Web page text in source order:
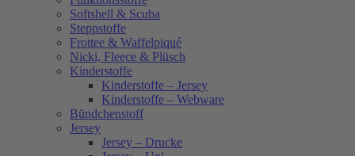
Softshell & Scuba
Steppstoffe
Frottee & Waffelpiqué
Nicki, Fleece & Plüsch
Kinderstoffe
Kinderstoffe – Jersey
Kinderstoffe – Webware
Bündchenstoff
Jersey
Jersey – Drucke